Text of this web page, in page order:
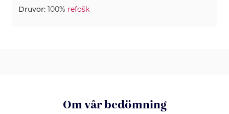
Druvor: 100% refošk
Om vår bedömning